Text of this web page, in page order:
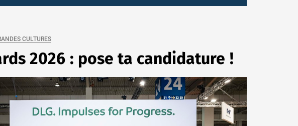
CULTURES
2026 : pose ta candidature !